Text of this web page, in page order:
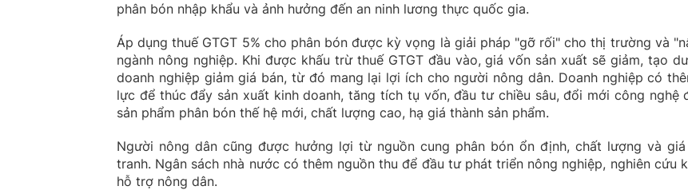
phân bón nhập khẩu và ảnh hưởng đến an ninh lương thực quốc gia.
Áp dụng thuế GTGT 5% cho phân bón được kỳ vọng là giải pháp "gỡ rối" cho thị trường và
ngành nông nghiệp. Khi được khấu trừ thuế GTGT đầu vào, giá vốn sản xuất sẽ giảm, tạo
doanh nghiệp giảm giá bán, từ đó mang lại lợi ích cho người nông dân. Doanh nghiệp có
lực để thúc đẩy sản xuất kinh doanh, tăng tích tụ vốn, đầu tư chiều sâu, đổi mới công nghệ
sản phẩm phân bón thế hệ mới, chất lượng cao, hạ giá thành sản phẩm.
Người nông dân cũng được hưởng lợi từ nguồn cung phân bón ổn định, chất lượng và
tranh. Ngân sách nhà nước có thêm nguồn thu để đầu tư phát triển nông nghiệp, nghiên cứu
hỗ trợ nông dân.